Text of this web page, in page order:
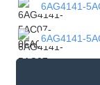
6AG4141-
6AG4141-